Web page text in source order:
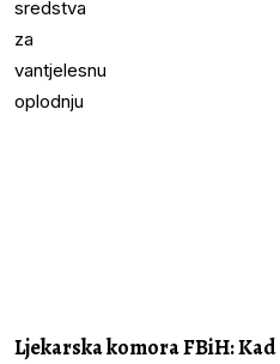
Ljekarska komora FBiH: